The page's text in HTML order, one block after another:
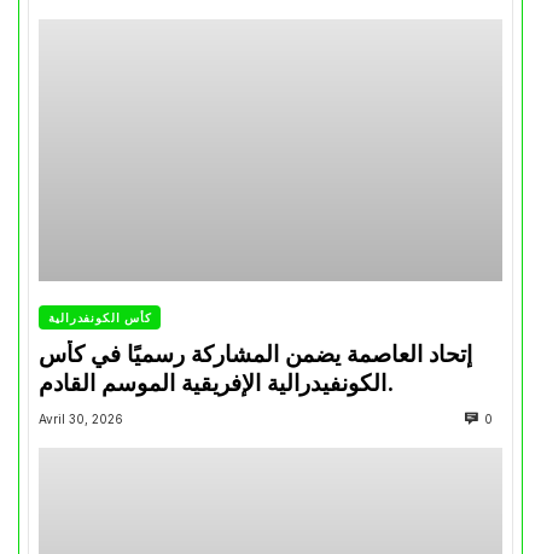
كأس الكونفدرالية
إتحاد العاصمة يضمن المشاركة رسميًا في كأس
الكونفيدرالية الإفريقية الموسم القادم.
Avril 30, 2026 0